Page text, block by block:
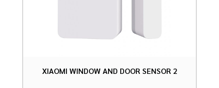
XIAOMI WINDOW AND DOOR SENSOR 2